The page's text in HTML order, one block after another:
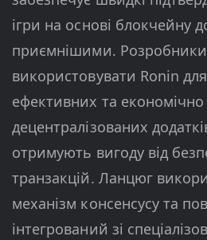
ігри на основі блокчейну
приємнішими.
використовувати Ronin
ефективних та економічно
децентралізованих
отримують вигоду від
транзакцій. Ланцюг
механізм консенсусу та
інтегрований зі